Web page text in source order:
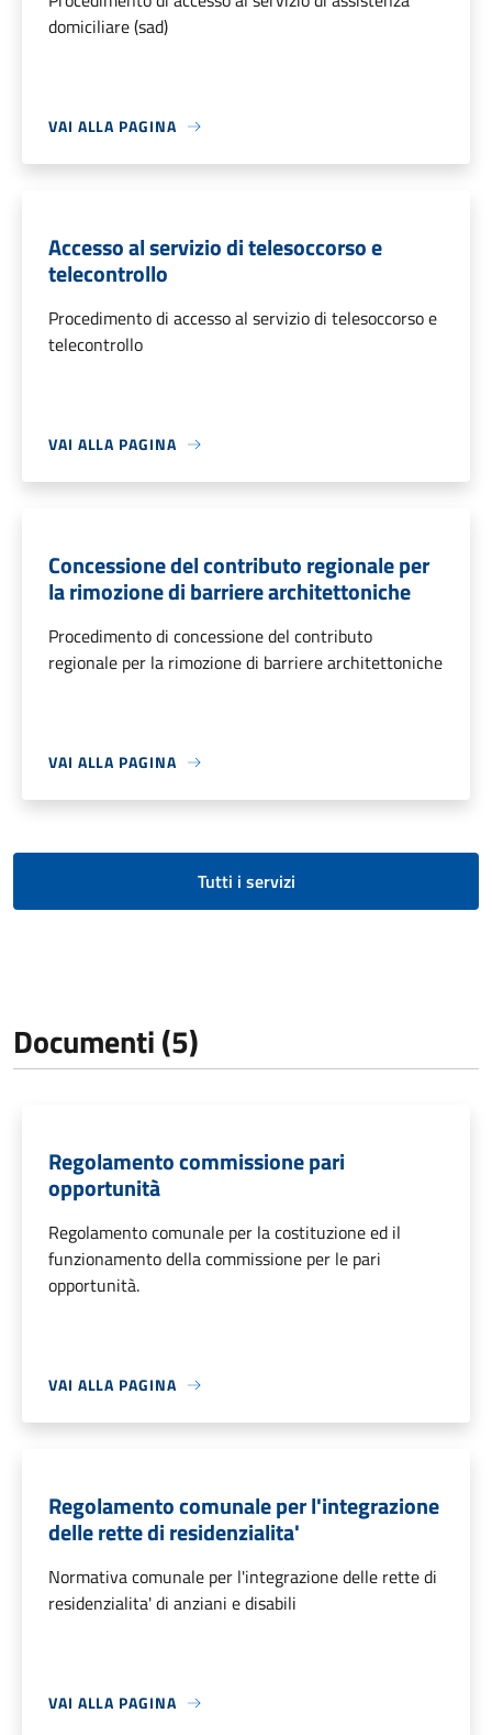
domiciliare (sad)
VAI ALLA PAGINA
Accesso al servizio di telesoccorso e
telecontrollo
Procedimento di accesso al servizio di telesoccorso e
telecontrollo
VAI ALLA PAGINA
Concessione del contributo regionale per
la rimozione di barriere architettoniche
Procedimento di concessione del contributo
regionale per la rimozione di barriere architettoniche
VAI ALLA PAGINA
Tutti i servizi
Documenti (5)
Regolamento commissione pari
opportunità
Regolamento comunale per la costituzione ed il
funzionamento della commissione per le pari
opportunità.
VAI ALLA PAGINA
Regolamento comunale per l'integrazione
delle rette di residenzialita'
Normativa comunale per l'integrazione delle rette di
residenzialita' di anziani e disabili
VAI ALLA PAGINA